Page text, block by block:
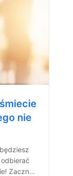
nie
Zaczn...